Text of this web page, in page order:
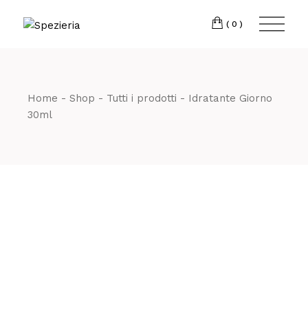
(0)
Home Shop Tutti i prodotti
Idratante Giorno
30ml
Telefono